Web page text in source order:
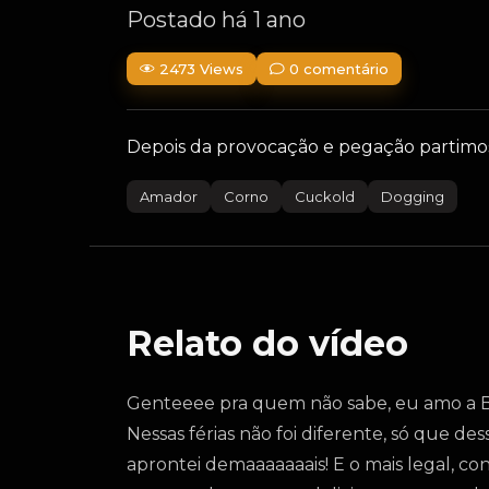
Postado há 1 ano
2473 Views 0 comentário
Depois da provocação e pegação
Amador Corno Cuckold Dogging
Relato do vídeo
Genteeee pra quem não sabe, eu amo a
Nessas férias não foi diferente, só que
aprontei demaaaaaaais! E o mais legal,